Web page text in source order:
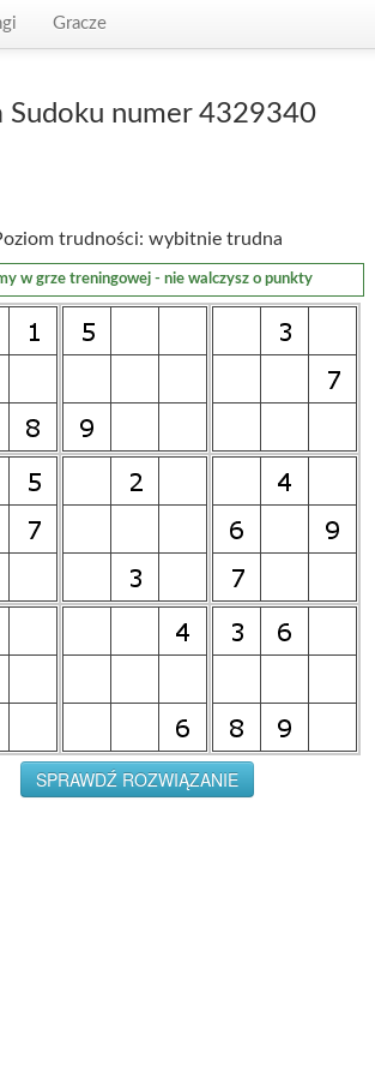
Gracze
Sudoku numer 4329340
trudności: wybitnie trudna
w grze treningowej - nie walczysz o punkty